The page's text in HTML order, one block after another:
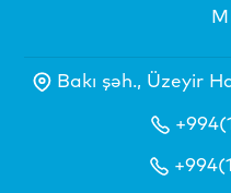
Bakı şəh., Üzeyir